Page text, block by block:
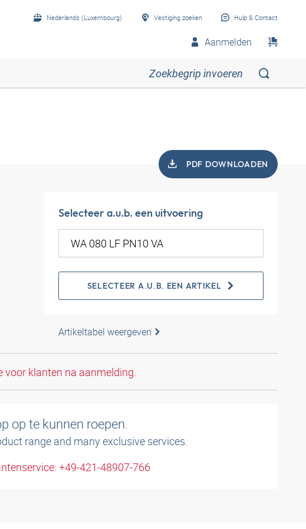
Nederlands (Luxembourg) Vestiging zoeken Hulp & Contact
Aanmelden
PDF DOWNLOADEN
Selecteer a.u.b. een uitvoering
SELECTEER A.U.B. EEN ARTIKEL
Artikeltabel weergeven
voor klanten na aanmelding.
op te kunnen roepen.
range and many exclusive services.
+49-421-48907-766